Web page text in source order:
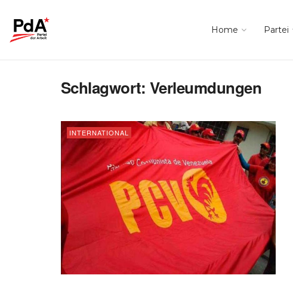
Home Partei
Schlagwort: Verleumdungen
INTERNATIONAL